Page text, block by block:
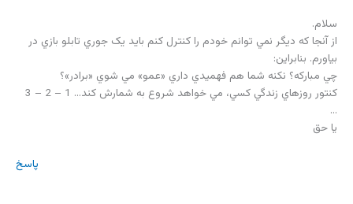
سلام.
از آنجا که ديگر نمي توانم خودم را کنترل کنم بايد يک جوري تابلو بازي در
بياورم. بنابراين:
چي مبارکه؟ نکنه شما هم فهميدي داري «عمو» مي شوي «برادر»؟
کنتور روزهاي زندگي کسي، مي خواهد شروع به شمارش کند… 1 – 2 – 3
…
يا حق
پاسخ